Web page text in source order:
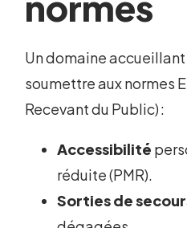
Un domaine
soumettre aux normes
Recevant du Public) :
Accessibilité
réduite (PMR).
Sorties de